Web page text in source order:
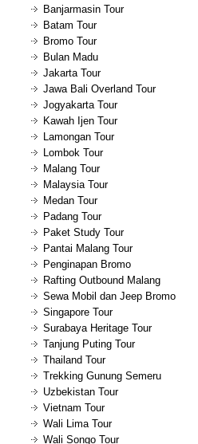
Banjarmasin Tour
Batam Tour
Bromo Tour
Bulan Madu
Jakarta Tour
Jawa Bali Overland Tour
Jogyakarta Tour
Kawah Ijen Tour
Lamongan Tour
Lombok Tour
Malang Tour
Malaysia Tour
Medan Tour
Padang Tour
Paket Study Tour
Pantai Malang Tour
Penginapan Bromo
Rafting Outbound Malang
Sewa Mobil dan Jeep Bromo
Singapore Tour
Surabaya Heritage Tour
Tanjung Puting Tour
Thailand Tour
Trekking Gunung Semeru
Uzbekistan Tour
Vietnam Tour
Wali Lima Tour
Wali Songo Tour